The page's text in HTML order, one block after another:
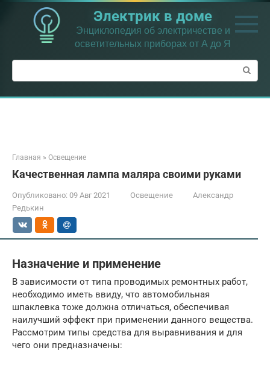
Перейти
контенту
Электрик в доме
Энциклопедия об электричестве и
осветительных приборах от А до Я
Поиск:
Главная » Освещение
Качественная лампа маляра своими руками
Опубликовано: 09 Авг 2021 Освещение
Александр
Редькин
Назначение и применение
В зависимости от типа проводимых ремонтных работ,
необходимо иметь ввиду, что автомобильная
шпаклевка тоже должна отличаться, обеспечивая
наилучший эффект при применении данного вещества.
Рассмотрим типы средства для выравнивания и для
чего они предназначены: